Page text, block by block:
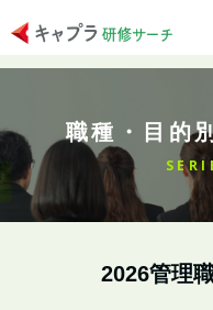
職種・目的
2026管理